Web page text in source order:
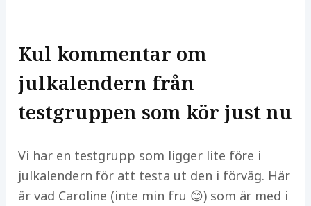
Kul kommentar om
julkalendern från
testgruppen som kör just nu
Vi har en testgrupp som ligger lite före i
julkalendern för att testa ut den i förväg. Här
är vad Caroline (inte min fru 😊) som är med i